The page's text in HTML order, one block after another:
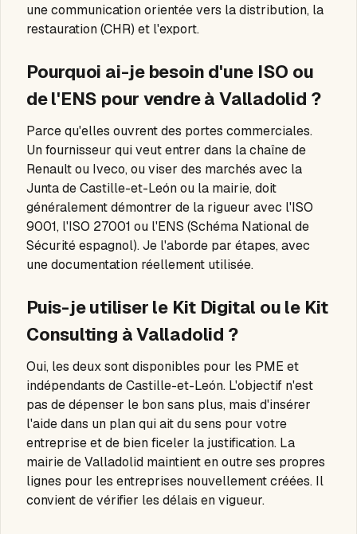
une communication orientée vers la distribution, la
restauration (CHR) et l'export.
Pourquoi ai-je besoin d'une ISO ou
de l'ENS pour vendre à Valladolid ?
Parce qu'elles ouvrent des portes commerciales.
Un fournisseur qui veut entrer dans la chaîne de
Renault ou Iveco, ou viser des marchés avec la
Junta de Castille-et-León ou la mairie, doit
généralement démontrer de la rigueur avec l'ISO
9001, l'ISO 27001 ou l'ENS (Schéma National de
Sécurité espagnol). Je l'aborde par étapes, avec
une documentation réellement utilisée.
Puis-je utiliser le Kit Digital ou le Kit
Consulting à Valladolid ?
Oui, les deux sont disponibles pour les PME et
indépendants de Castille-et-León. L'objectif n'est
pas de dépenser le bon sans plus, mais d'insérer
l'aide dans un plan qui ait du sens pour votre
entreprise et de bien ficeler la justification. La
mairie de Valladolid maintient en outre ses propres
lignes pour les entreprises nouvellement créées. Il
convient de vérifier les délais en vigueur.